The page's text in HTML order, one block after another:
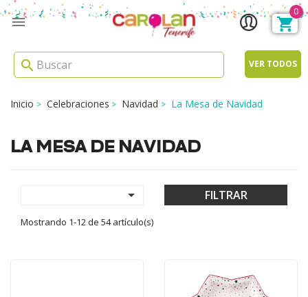

0
search VER TODOS
Inicio Celebraciones Navidad La Mesa de Navidad
LA MESA DE NAVIDAD
 FILTRAR
Mostrando 1-12 de 54 artículo(s)